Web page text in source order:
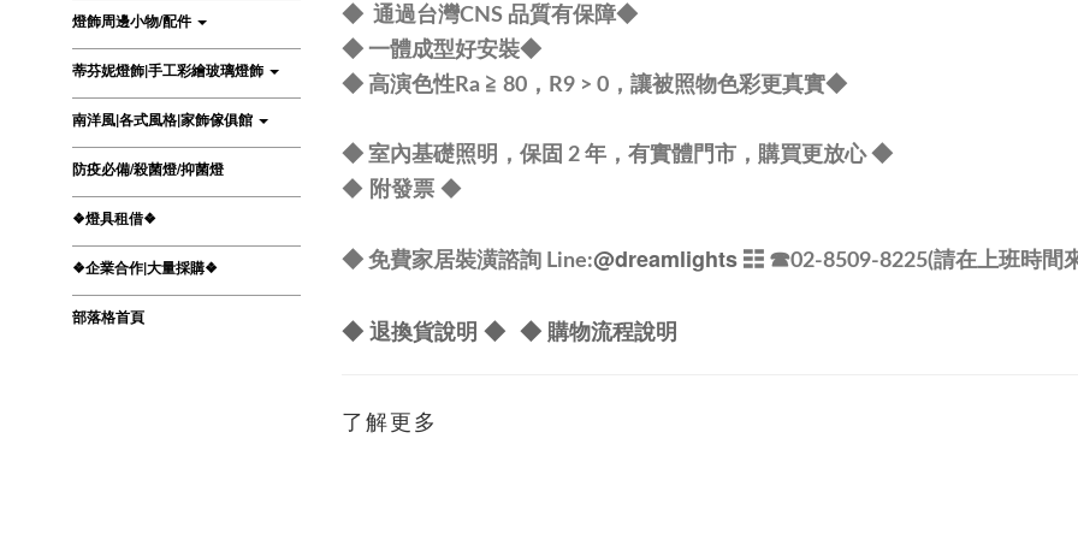
燈飾周邊小物/配件
蒂芬妮燈飾|手工彩繪玻璃燈飾
南洋風|各式風格|家飾傢俱館
防疫必備/殺菌燈/抑菌燈
❖燈具租借❖
❖企業合作|大量採購❖
部落格首頁
◆ 通過台灣CNS 品質有保障◆
◆ 一體成型好安裝◆
◆ 高演色性Ra ≧ 80，R9 > 0，讓被照物色彩更真實◆
◆ 室內基礎照明，保固 2 年，有實體門市，購買更放心◆
◆ 附發票 ◆
◆ 免費家居裝潢諮詢 Line:@dreamlights ☷ ☎02-8509-8225(請在上班時間
◆ 退換貨說明 ◆ ◆ 購物流程說明
了解更多